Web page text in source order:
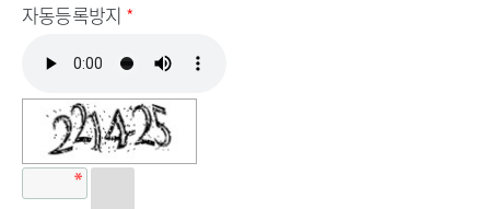
자동등록방지 *